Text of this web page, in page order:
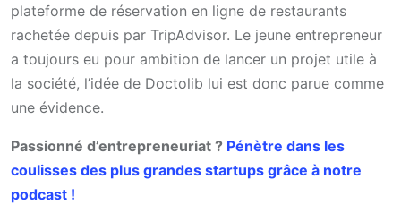
plateforme de réservation en ligne de restaurants
rachetée depuis par TripAdvisor. Le jeune entrepreneur
a toujours eu pour ambition de lancer un projet utile à
la société, l’idée de Doctolib lui est donc parue comme
une évidence.
Passionné d’entrepreneuriat ? Pénètre dans les
coulisses des plus grandes startups grâce à notre
podcast !